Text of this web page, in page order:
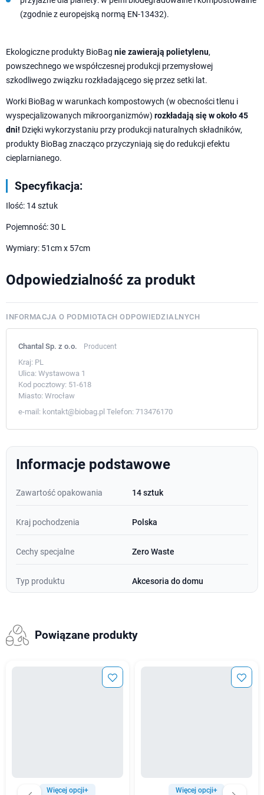
(zgodnie z europejską normą EN-13432).
Ekologiczne produkty BioBag nie zawierają polietylenu,
powszechnego we współczesnej produkcji przemysłowej
szkodliwego związku rozkładającego się przez setki lat.
Worki BioBag w warunkach kompostowych (w obecności tlenu i
wyspecjalizowanych mikroorganizmów) rozkładają się w około 45
dni! Dzięki wykorzystaniu przy produkcji naturalnych składników,
produkty BioBag znacząco przyczyniają się do redukcji efektu
cieplarnianego.
Specyfikacja:
Ilość: 14 sztuk
Pojemność: 30 L
Wymiary: 51cm x 57cm
Odpowiedzialność za produkt
INFORMACJA O PODMIOTACH ODPOWIEDZIALNYCH
Chantal Sp. z o.o. Producent
Kraj: PL
Ulica: Wystawowa 1
Kod pocztowy: 51-618
Miasto: Wrocław
e-mail: kontakt@biobag.pl Telefon: 713476170
Informacje podstawowe
Zawartość opakowania 14 sztuk
Kraj pochodzenia Polska
Cechy specjalne Zero Waste
Typ produktu Akcesoria do domu
Powiązane produkty
Więcej opcji+ Więcej opcji+